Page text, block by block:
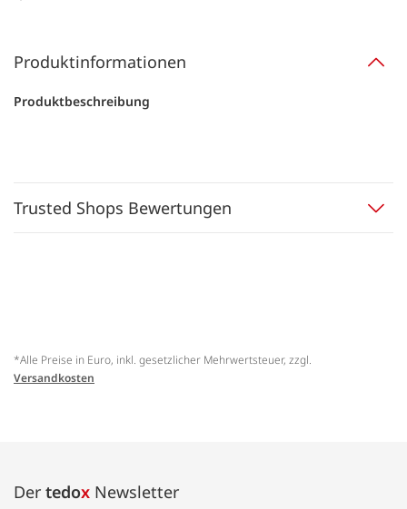
Produktinformationen
Produktbeschreibung
Trusted Shops Bewertungen
*Alle Preise in Euro, inkl. gesetzlicher Mehrwertsteuer, zzgl.
Versandkosten
Der tedox Newsletter